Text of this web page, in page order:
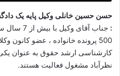
حسن حسین خانلی وکیل پایه یک
:
جناب آقای
500 پرونده خانواده ، عضو کانون
کارشناسی ارشد حقوق به عنوان
نظرآباد مشغول فعالیت هستند.